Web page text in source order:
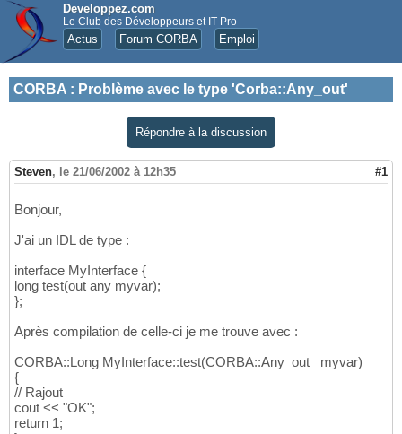
Developpez.com
Le Club des Développeurs et IT Pro
Actus Forum CORBA Emploi
CORBA : Problème avec le type 'Corba::Any_out'
Répondre à la discussion
Steven, le 21/06/2002 à 12h35 #1
Bonjour,
J'ai un IDL de type :
interface MyInterface {
long test(out any myvar);
};
Après compilation de celle-ci je me trouve avec :
CORBA::Long MyInterface::test(CORBA::Any_out _myvar)
{
// Rajout
cout << "OK";
return 1;